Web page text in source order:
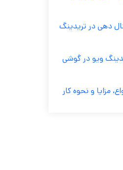
دهی در تریدینگ
ویو در گوشی
مزایا و نحوه کار